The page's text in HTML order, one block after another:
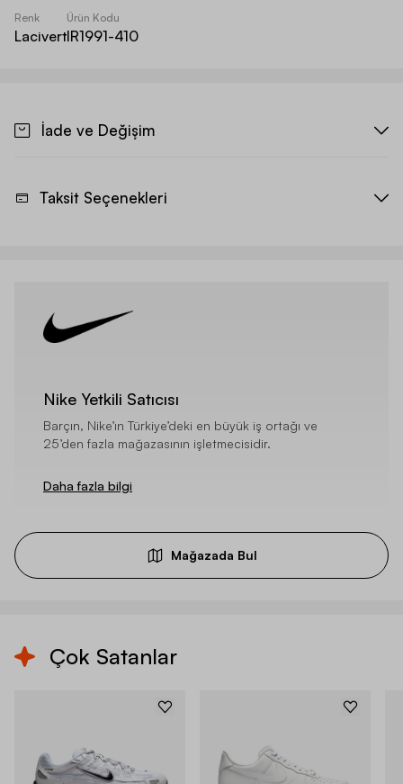
Renk
Lacivert
Ürün Kodu
IR1991-410
İade ve Değişim
Taksit Seçenekleri
Nike Yetkili Satıcısı
Barçın, Nike’ın Türkiye’deki en büyük iş ortağı ve
25’den fazla mağazasının işletmecisidir.
Daha fazla bilgi
Mağazada Bul
Çok Satanlar